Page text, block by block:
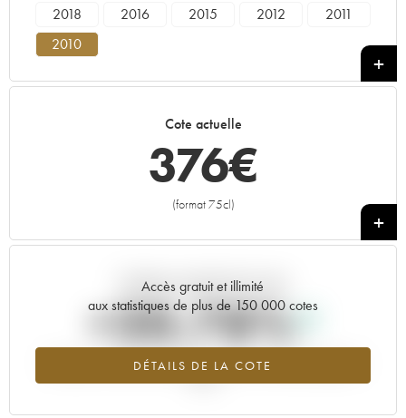
2018 2016 2015 2012
2011
2010
Cote actuelle
376€
(format 75cl)
+
Accès gratuit et illimité
aux statistiques de plus de 150 000 cotes
DÉTAILS DE LA COTE
Tendance actuelle de la cote
+20.78%
Tendance à la hausse du millésime 2010 en 2026 par rapport à